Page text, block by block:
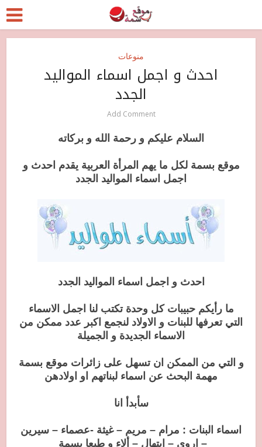
منوعات
احدث و اجمل اسماء المواليد
الجدد
Add Comment
السلام عليكم و رحمة الله و بركاته
موقع بسمة لكل ما يهم المرأة العربية يقدم احدث و
اجمل اسماء المواليد الجدد
احدث و اجمل اسماء المواليد الجدد
ما رأيكم حبيبات كل وحدة تكتب لنا اجمل الاسماء
التي تعرفها للبنات و الاولاد لنجمع اكبر عدد ممكن من
الاسماء الجديدة و الجميلة
و التي من الممكن ان تسهل على زائرات موقع بسمة
مهمة البحث عن اسماء لبناتهم او اولادهن
سأبدأ انا
اسماء البنات : مرام – مريم – غيثة -عصماء – سيرين
– اروى – ابتهال – ألاء و طبعا بسمة